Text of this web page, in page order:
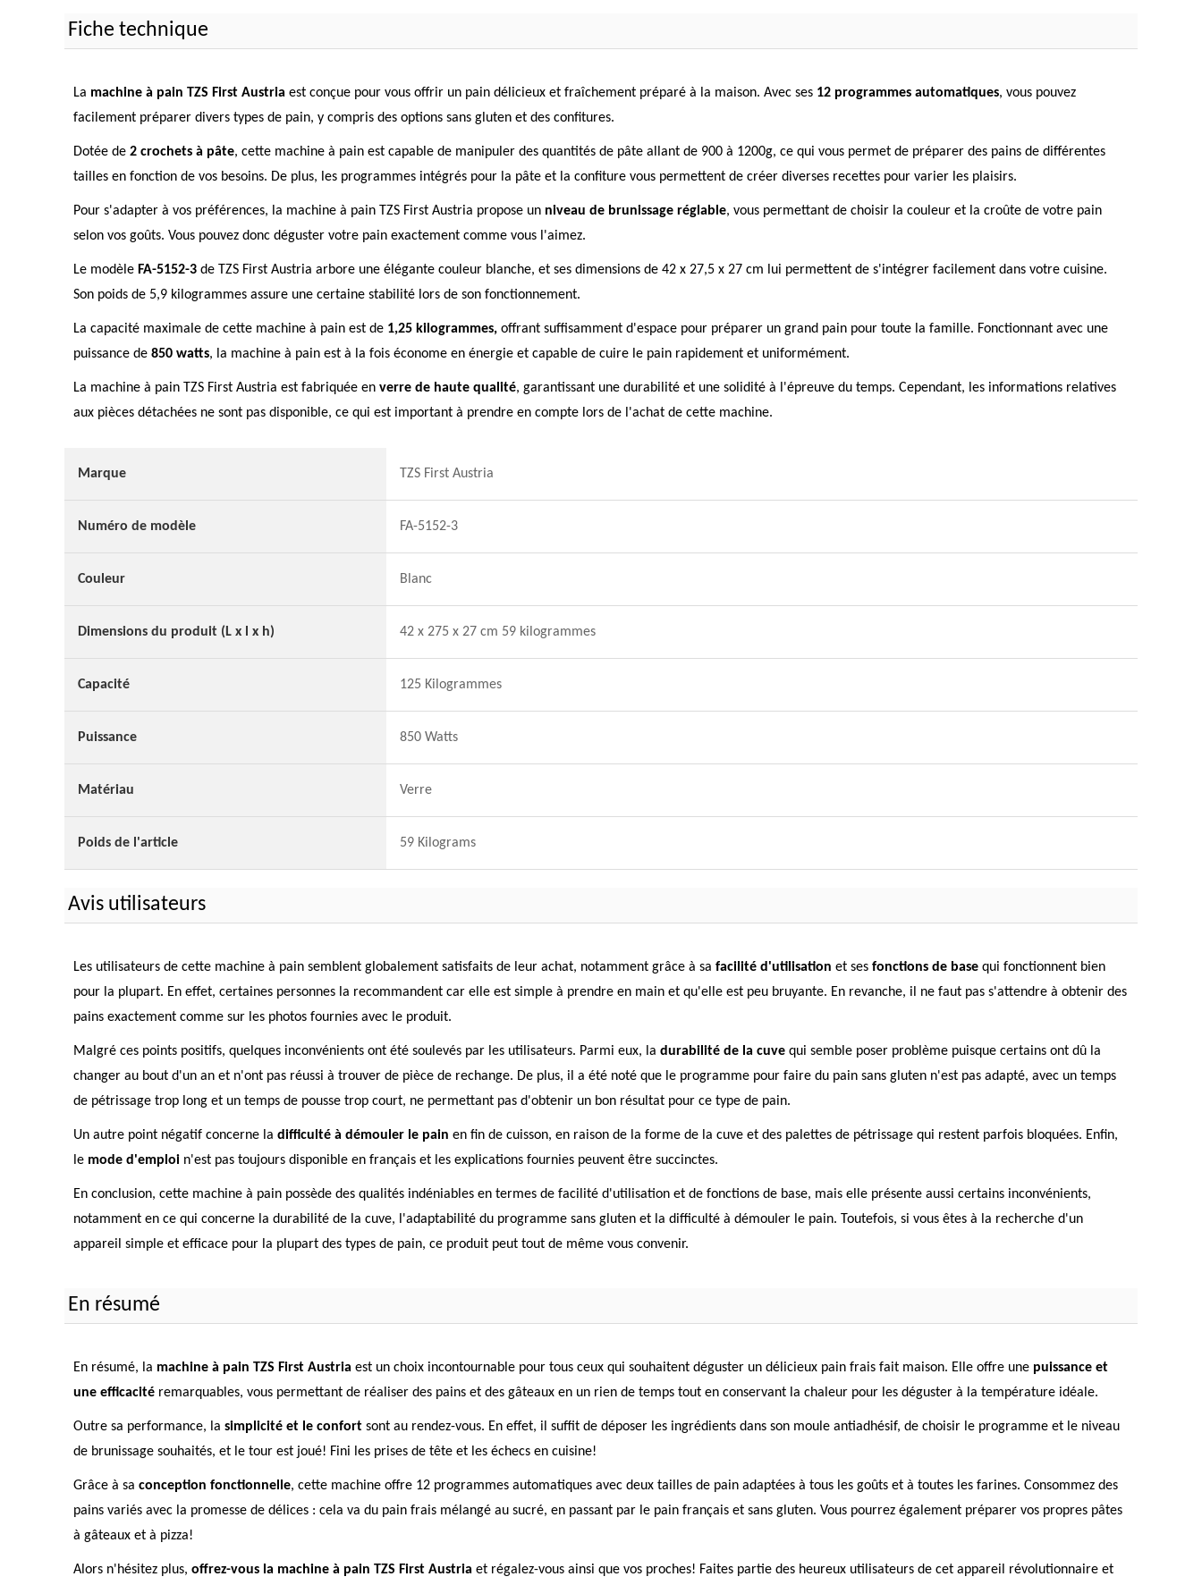
Fiche technique
La machine à pain TZS First Austria est conçue pour vous offrir un pain délicieux et fraîchement préparé à la maison. Avec ses 12 programmes automatiques, vous pouvez
facilement préparer divers types de pain, y compris des options sans gluten et des confitures.
Dotée de 2 crochets à pâte, cette machine à pain est capable de manipuler des quantités de pâte allant de 900 à 1200g, ce qui vous permet de préparer des pains de différentes
tailles en fonction de vos besoins. De plus, les programmes intégrés pour la pâte et la confiture vous permettent de créer diverses recettes pour varier les plaisirs.
Pour s'adapter à vos préférences, la machine à pain TZS First Austria propose un niveau de brunissage réglable, vous permettant de choisir la couleur et la croûte de votre pain
selon vos goûts. Vous pouvez donc déguster votre pain exactement comme vous l'aimez.
Le modèle FA-5152-3 de TZS First Austria arbore une élégante couleur blanche, et ses dimensions de 42 x 27,5 x 27 cm lui permettent de s'intégrer facilement dans votre cuisine.
Son poids de 5,9 kilogrammes assure une certaine stabilité lors de son fonctionnement.
La capacité maximale de cette machine à pain est de 1,25 kilogrammes, offrant suffisamment d'espace pour préparer un grand pain pour toute la famille. Fonctionnant avec une
puissance de 850 watts, la machine à pain est à la fois économe en énergie et capable de cuire le pain rapidement et uniformément.
La machine à pain TZS First Austria est fabriquée en verre de haute qualité, garantissant une durabilité et une solidité à l'épreuve du temps. Cependant, les informations relatives
aux pièces détachées ne sont pas disponible, ce qui est important à prendre en compte lors de l'achat de cette machine.
Marque TZS First Austria
Numéro de modèle FA-5152-3
Couleur Blanc
Dimensions du produit (L x l x h) 42 x 275 x 27 cm 59 kilogrammes
Capacité 125 Kilogrammes
Puissance 850 Watts
Matériau Verre
Poids de l'article 59 Kilograms
Avis utilisateurs
Les utilisateurs de cette machine à pain semblent globalement satisfaits de leur achat, notamment grâce à sa facilité d'utilisation et ses fonctions de base qui fonctionnent bien
pour la plupart. En effet, certaines personnes la recommandent car elle est simple à prendre en main et qu'elle est peu bruyante. En revanche, il ne faut pas s'attendre à obtenir des
pains exactement comme sur les photos fournies avec le produit.
Malgré ces points positifs, quelques inconvénients ont été soulevés par les utilisateurs. Parmi eux, la durabilité de la cuve qui semble poser problème puisque certains ont dû la
changer au bout d'un an et n'ont pas réussi à trouver de pièce de rechange. De plus, il a été noté que le programme pour faire du pain sans gluten n'est pas adapté, avec un temps
de pétrissage trop long et un temps de pousse trop court, ne permettant pas d'obtenir un bon résultat pour ce type de pain.
Un autre point négatif concerne la difficulté à démouler le pain en fin de cuisson, en raison de la forme de la cuve et des palettes de pétrissage qui restent parfois bloquées. Enfin,
le mode d'emploi n'est pas toujours disponible en français et les explications fournies peuvent être succinctes.
En conclusion, cette machine à pain possède des qualités indéniables en termes de facilité d'utilisation et de fonctions de base, mais elle présente aussi certains inconvénients,
notamment en ce qui concerne la durabilité de la cuve, l'adaptabilité du programme sans gluten et la difficulté à démouler le pain. Toutefois, si vous êtes à la recherche d'un
appareil simple et efficace pour la plupart des types de pain, ce produit peut tout de même vous convenir.
En résumé
En résumé, la machine à pain TZS First Austria est un choix incontournable pour tous ceux qui souhaitent déguster un délicieux pain frais fait maison. Elle offre une puissance et
une efficacité remarquables, vous permettant de réaliser des pains et des gâteaux en un rien de temps tout en conservant la chaleur pour les déguster à la température idéale.
Outre sa performance, la simplicité et le confort sont au rendez-vous. En effet, il suffit de déposer les ingrédients dans son moule antiadhésif, de choisir le programme et le niveau
de brunissage souhaités, et le tour est joué! Fini les prises de tête et les échecs en cuisine!
Grâce à sa conception fonctionnelle, cette machine offre 12 programmes automatiques avec deux tailles de pain adaptées à tous les goûts et à toutes les farines. Consommez des
pains variés avec la promesse de délices : cela va du pain frais mélangé au sucré, en passant par le pain français et sans gluten. Vous pourrez également préparer vos propres pâtes
à gâteaux et à pizza!
Alors n'hésitez plus, offrez-vous la machine à pain TZS First Austria et régalez-vous ainsi que vos proches! Faites partie des heureux utilisateurs de cet appareil révolutionnaire et